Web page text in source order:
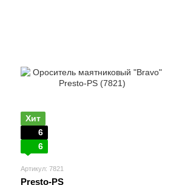
Хит
6
6
Артикул: 7821
Presto-PS